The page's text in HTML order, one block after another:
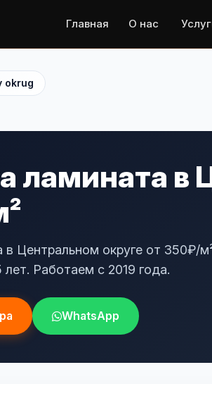
Главная О нас
okrug
ламината в
в Центральном округе от 350₽/
лет. Работаем с 2019 года.
WhatsApp